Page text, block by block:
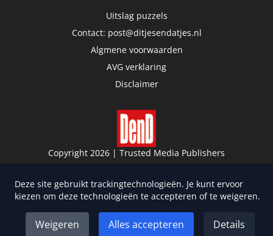
Uitslag puzzels
Contact: post@ditjesendatjes.nl
Algmene voorwaarden
AVG verklaring
Disclaimer
Copyright 2026 | Trusted Media Publishers
Deze site gebruikt trackingtechnologieën. Je kunt ervoor
kiezen om deze technologieën te accepteren of te weigeren.
Weigeren Alles accepteren Details